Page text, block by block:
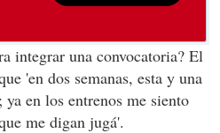
integrar una convocatoria? El
'en dos semanas, esta y una
en los entrenos me siento
me digan jugá'.